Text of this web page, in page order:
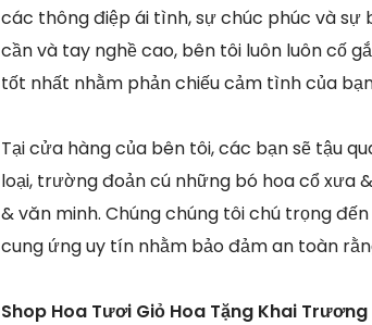
các thông điệp ái tình, sự chúc phúc và sự
cần và tay nghề cao, bên tôi luôn luôn cố
tốt nhất nhằm phản chiếu cảm tình của
Tại cửa hàng của bên tôi, các bạn sẽ tậu
loại, trường đoản cú những bó hoa cổ xưa
& văn minh. Chúng chúng tôi chú trọng
cung ứng uy tín nhằm bảo đảm an toàn
Shop Hoa Tươi Giỏ Hoa Tặng Khai